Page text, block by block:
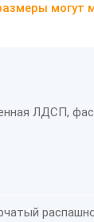
могут
ЛДСП,